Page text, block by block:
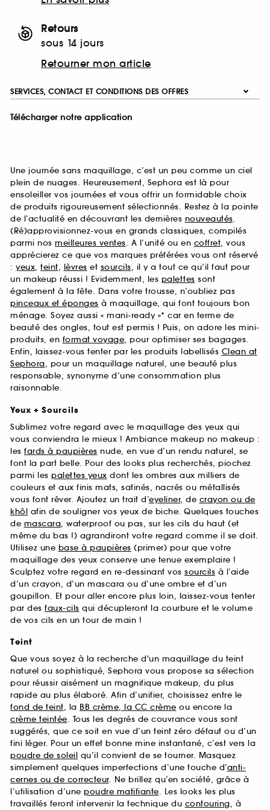
Retours
sous 14 jours
Retourner mon article
SERVICES, CONTACT ET CONDITIONS DES OFFRES
Télécharger notre application
Une journée sans maquillage, c’est un peu comme un ciel
plein de nuages. Heureusement, Sephora est là pour
ensoleiller vos journées et vous offrir un formidable choix
de produits rigoureusement sélectionnés. Restez à la pointe
de l’actualité en découvrant les dernières nouveautés.
(Ré)approvisionnez-vous en grands classiques, compilés
parmi nos meilleures ventes. A l’unité ou en coffret, vous
apprécierez ce que vos marques préférées vous ont réservé
: yeux, teint, lèvres et sourcils, il y a tout ce qu’il faut pour
un makeup réussi ! Evidemment, les palettes sont
également à la fête. Dans votre trousse, n’oubliez pas
pinceaux et éponges à maquillage, qui font toujours bon
ménage. Soyez aussi « mani-ready »* car en terme de
beauté des ongles, tout est permis ! Puis, on adore les mini-
produits, en format voyage, pour optimiser ses bagages.
Enfin, laissez-vous tenter par les produits labellisés Clean at
Sephora, pour un maquillage naturel, une beauté plus
responsable, synonyme d’une consommation plus
raisonnable.
Yeux + Sourcils
Sublimez votre regard avec le maquillage des yeux qui
vous conviendra le mieux ! Ambiance makeup no makeup :
les fards à paupières nude, en vue d’un rendu naturel, se
font la part belle. Pour des looks plus recherchés, piochez
parmi les palettes yeux dont les ombres aux milliers de
couleurs et aux finis mats, satinés, nacrés ou métallisés
vous font rêver. Ajoutez un trait d’eyeliner, de crayon ou de
khôl afin de souligner vos yeux de biche. Quelques touches
de mascara, waterproof ou pas, sur les cils du haut (et
même du bas !) agrandiront votre regard comme il se doit.
Utilisez une base à paupières (primer) pour que votre
maquillage des yeux conserve une tenue exemplaire !
Sculptez votre regard en re-dessinant vos sourcils à l’aide
d’un crayon, d’un mascara ou d’une ombre et d’un
goupillon. Et pour aller encore plus loin, laissez-vous tenter
par des faux-cils qui décupleront la courbure et le volume
de vos cils en un tour de main !
Teint
Que vous soyez à la recherche d'un maquillage du teint
naturel ou sophistiqué, Sephora vous propose sa sélection
pour réussir aisément un magnifique makeup, du plus
rapide au plus élaboré. Afin d’unifier, choisissez entre le
fond de teint, la BB crème, la CC crème ou encore la
crème teintée. Tous les degrés de couvrance vous sont
suggérés, que ce soit en vue d’un teint zéro défaut ou d’un
fini léger. Pour un effet bonne mine instantané, c’est vers la
poudre de soleil qu’il convient de se tourner. Masquez
simplement quelques imperfections d’une touche d’anti-
cernes ou de correcteur. Ne brillez qu’en société, grâce à
l’utilisation d’une poudre matifiante. Les looks les plus
travaillés feront intervenir la technique du contouring, à